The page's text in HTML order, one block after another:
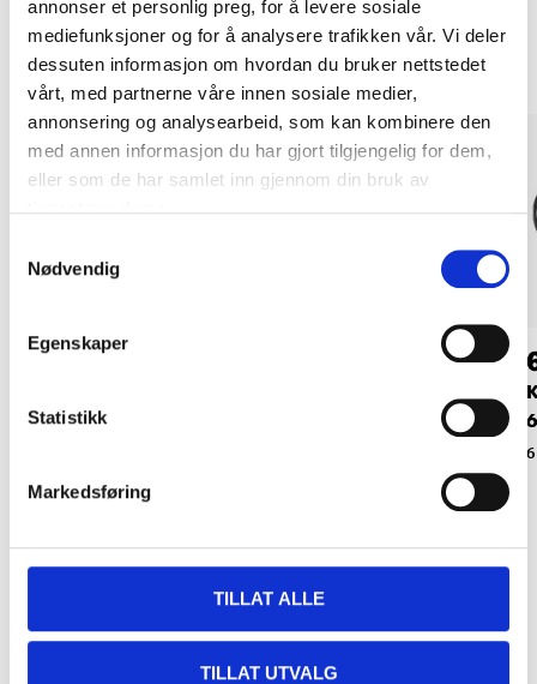
annonser et personlig preg, for å levere sosiale
mediefunksjoner og for å analysere trafikken vår. Vi deler
dessuten informasjon om hvordan du bruker nettstedet
vårt, med partnerne våre innen sosiale medier,
annonsering og analysearbeid, som kan kombinere den
med annen informasjon du har gjort tilgjengelig for dem,
eller som de har samlet inn gjennom din bruk av
Nødvendig
Egenskaper
Statistikk
Markedsføring
TILLAT ALLE
TILLAT UTVALG
Andre kunder har også kjøpt
6990
8 mm
Kabelstrømpe, flettet,
Relaterte produkter